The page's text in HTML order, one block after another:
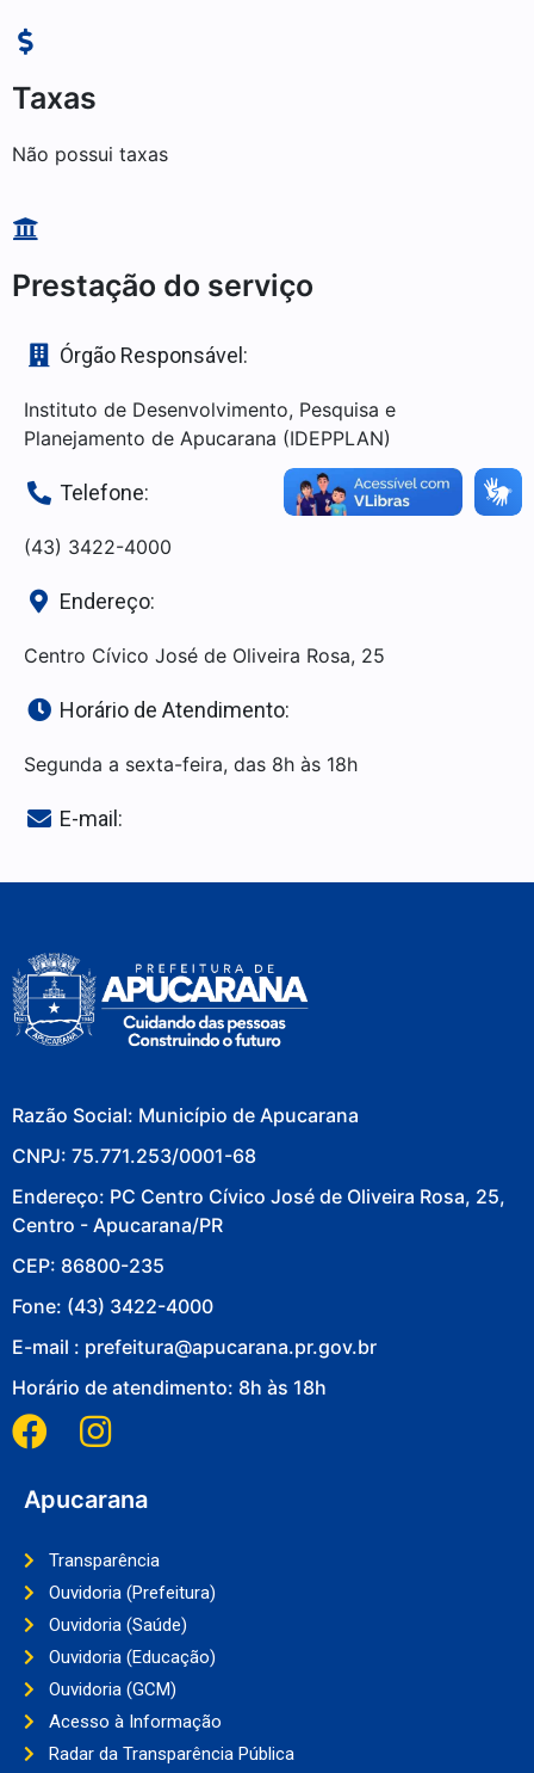
Taxas
Não possui taxas
Prestação do serviço
Órgão Responsável:
Instituto de Desenvolvimento, Pesquisa e
Planejamento de Apucarana (IDEPPLAN)
Telefone:
(43) 3422-4000
Endereço:
Centro Cívico José de Oliveira Rosa, 25
Horário de Atendimento:
Segunda a sexta-feira, das 8h às 18h
E-mail:
Razão Social: Município de Apucarana
CNPJ: 75.771.253/0001-68
Endereço: PC Centro Cívico José de Oliveira Rosa, 25,
Centro - Apucarana/PR
CEP: 86800-235
Fone: (43) 3422-4000
E-mail : prefeitura@apucarana.pr.gov.br
Horário de atendimento: 8h às 18h
Apucarana
Transparência
Ouvidoria (Prefeitura)
Ouvidoria (Saúde)
Ouvidoria (Educação)
Ouvidoria (GCM)
Acesso à Informação
Radar da Transparência Pública